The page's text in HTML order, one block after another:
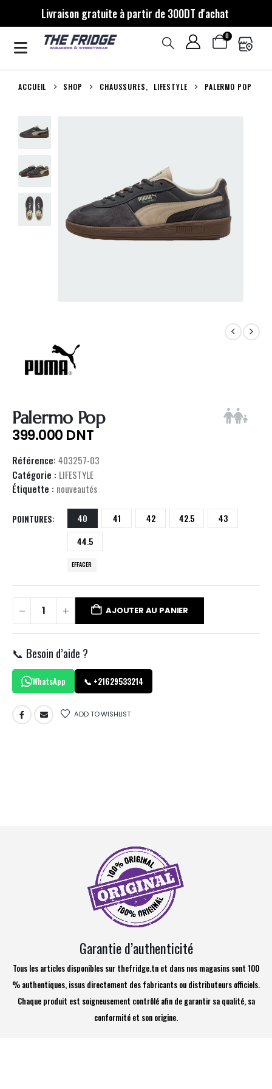
Livraison gratuite à partir de 300DT d'achat
0
ACCUEIL SHOP CHAUSSURES, LIFESTYLE PALERMO POP
Palermo Pop
399.000 DNT
Référence: 403257-03
Catégorie : LIFESTYLE
Étiquette : nouveautés
POINTURES 40 41 42 42.5
43
44.5
EFFACER
AJOUTER AU PANIER
📞 Besoin d’aide ?
WhatsApp 📞 +21629533214
ADD TO WISHLIST
Garantie d’authenticité
Tous les articles disponibles sur thefridge.tn et dans nos magasins sont 100
% authentiques, issus directement des fabricants ou distributeurs officiels.
Chaque produit est soigneusement contrôlé afin de garantir sa qualité, sa
conformité et son origine.